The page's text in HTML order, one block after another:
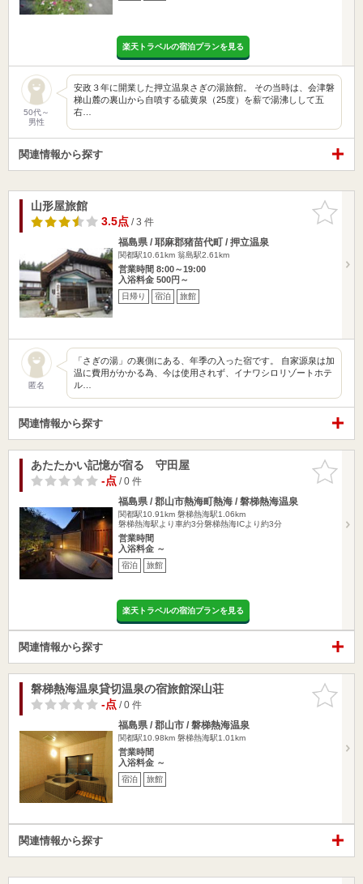
楽天トラベルの宿泊プランを見る
50代～
男性
安政３年に開業した押立温泉さぎの湯旅館。 その当時は、会津磐
梯山麓の裏山から自噴する硫黄泉（25度）を薪で湯沸しして五
右…
関連情報から探す
お気に入
りに追加
山形屋旅館
3.5点/ 3 件
福島県 / 耶麻郡猪苗代町 / 押立温泉
関都駅10.61km 翁島駅2.61km
営業時間 8:00～19:00
入浴料金 500円～
日帰り 宿泊 旅館
匿名
「さぎの湯」の裏側にある、年季の入った宿です。 自家源泉は加
温に費用がかかる為、今は使用されず、イナワシロリゾートホテ
ル…
関連情報から探す
お気に入
りに追加
あたたかい記憶が宿る 守田屋
-点/ 0 件
福島県 / 郡山市熱海町熱海 / 磐梯熱海温泉
関都駅10.91km 磐梯熱海駅1.06km
磐梯熱海駅より車約3分磐梯熱海ICより約3分
営業時間
入浴料金 ～
宿泊 旅館
楽天トラベルの宿泊プランを見る
関連情報から探す
お気に入
りに追加
磐梯熱海温泉貸切温泉の宿旅館深山荘
-点/ 0 件
福島県 / 郡山市 / 磐梯熱海温泉
関都駅10.98km 磐梯熱海駅1.01km
営業時間
入浴料金 ～
宿泊 旅館
関連情報から探す